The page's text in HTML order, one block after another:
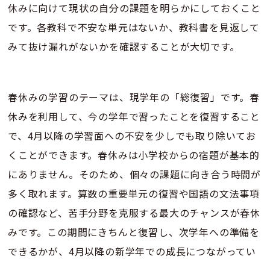
休みに向けて現状の自分の課題を明らかにしておくこと
です。各教科で不安な単元はないか、教科書を見返して
みて抜け漏れがないかを確認することが大切です。
春休みの学習のテーマは、現学年の「総復習」です。春
休みを利用して、今の学年で習ったことを復習すること
で、4月以降の学習面への不安を少しでも取り除いてお
くことができます。春休みは小学校からの宿題が基本的
にありません。そのため、個々の課題に向き合う時間が
多く取れます。算数の重要単元の復習や国語の文法事項
の確認など、苦手分野を克服する最大のチャンスが春休
みです。この期間にきちんと復習し、次学年への準備を
できるかが、4月以降の新学年での成長につながってい